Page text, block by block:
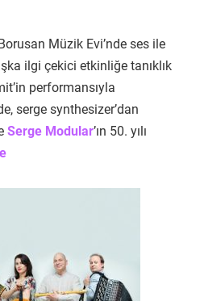
Müzik Evi’nde ses ile
ilgi çekici etkinliğe tanıklık
performansıyla
serge synthesizer’dan
Serge Modular’ın 50. yılı